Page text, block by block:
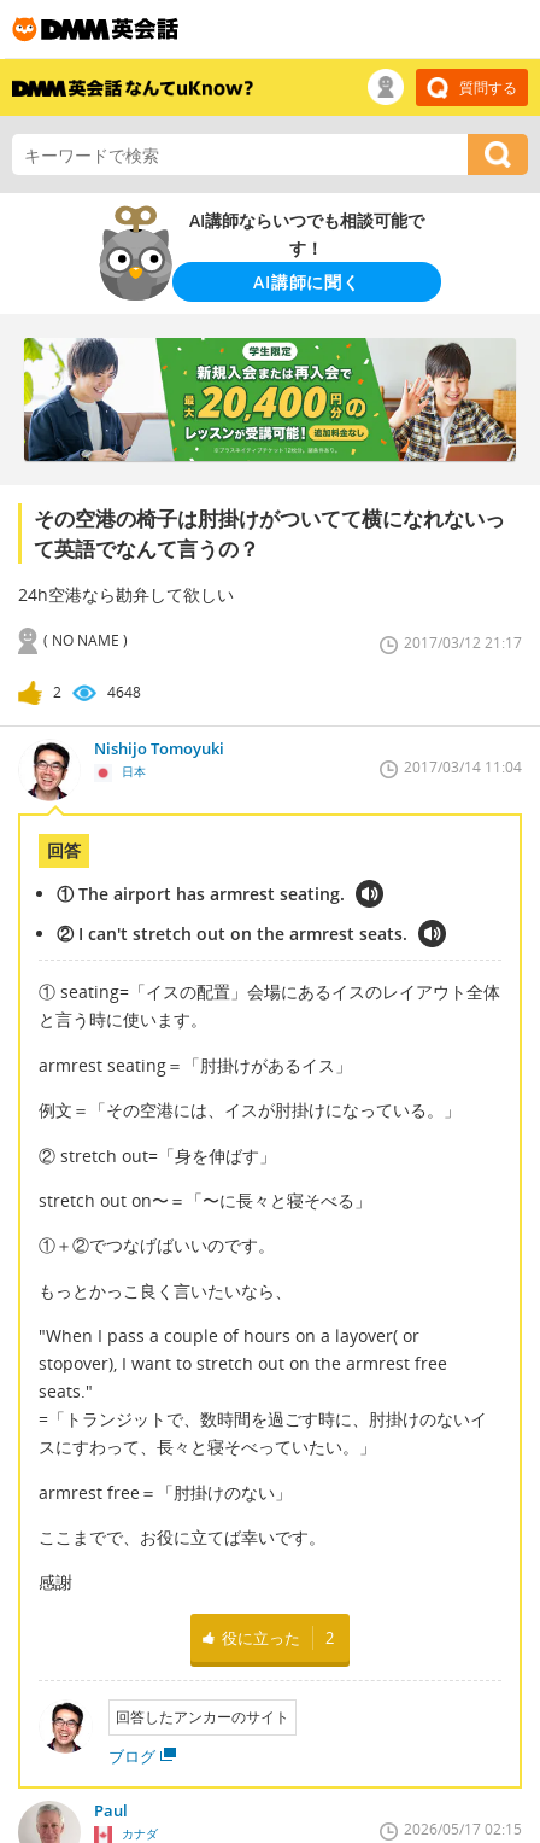
質問する
AI講師ならいつでも相談可能で
す！
AI講師に聞く
その空港の椅子は肘掛けがついてて横になれないっ
て英語でなんて言うの？
24h空港なら勘弁して欲しい
( NO NAME ) 2017/03/12 21:17
2 4648
Nishijo Tomoyuki
日本 2017/03/14 11:04
回答
① The airport has armrest seating.
② I can't stretch out on the armrest seats.
① seating=「イスの配置」会場にあるイスのレイアウト全体
と言う時に使います。
armrest seating＝「肘掛けがあるイス」
例文＝「その空港には、イスが肘掛けになっている。」
② stretch out=「身を伸ばす」
stretch out on〜＝「〜に長々と寝そべる」
①＋②でつなげばいいのです。
もっとかっこ良く言いたいなら、
"When I pass a couple of hours on a layover( or
stopover), I want to stretch out on the armrest free
seats."
=「トランジットで、数時間を過ごす時に、肘掛けのないイ
スにすわって、長々と寝そべっていたい。」
armrest free＝「肘掛けのない」
ここまでで、お役に立てば幸いです。
感謝
役に立った 2
回答したアンカーのサイト
ブログ
Paul
カナダ 2026/05/17 02:15